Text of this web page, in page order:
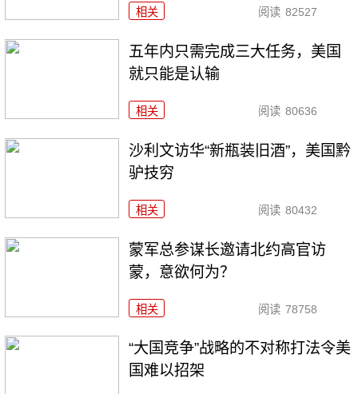
相关 阅读 82527
五年内只需完成三大任务，美国
就只能是认输
相关 阅读 80636
沙利文访华“新瓶装旧酒”，美国黔
驴技穷
相关 阅读 80432
​蒙军总参谋长邀请北约高官访
蒙，意欲何为？
相关 阅读 78758
“大国竞争”战略的不对称打法令美
国难以招架